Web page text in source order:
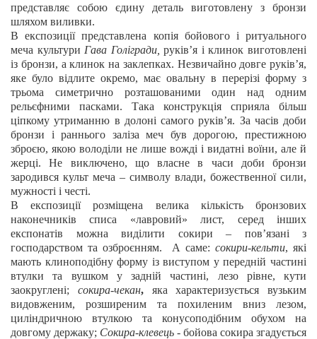
представляє собою єдину деталь виготовлену з бронзи
шляхом виливки.
В експозиції представлена копія бойового і ритуального
меча культури Гава Голігради,руків’я і клинок виготовлені
із бронзи, а клинок на заклепках. Незвичайно довге руків’я,
яке було відлите окремо, має овальну в перерізі форму з
трьома симетрично розташованими один над одним
рельєфними пасками. Така конструкція сприяла більш
ціпкому утриманню в долоні самого руків’я. За часів доби
бронзи і раннього заліза меч був дорогою, престижною
зброєю, якою володіли не лише вожді і видатні воїни, але й
жерці. Не виключено, що власне в часи доби бронзи
зародився культ меча – символу влади, божественної сили,
мужності і честі.
В експозиції розміщена велика кількість бронзових
наконечників списа «лавровий» лист, серед інших
експонатів можна виділити сокири – пов’язані з
господарством та озброєнням. А саме: сокири-кельти, які
мають клиноподібну форму із виступом у передній частині
втулки та вушком у задній частині, лезо рівне, кути
заокруглені; сокира-чекан, яка характеризується вузьким
видовженим, розширеним та похиленим вниз лезом,
циліндричною втулкою та конусоподібним обухом на
довгому держаку; Сокира-клевець - бойова сокира згадується